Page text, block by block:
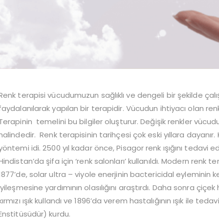
terapisi vücudumuzun sağlıklı ve dengeli bir şekilde
yapılan bir terapidir. Vücudun ihtiyacı olan
temelini bu bilgiler oluşturur. Değişik renkler
Renk terapisinin tarihçesi çok eski yıllara
idi. 2500 yıl kadar önce, Pisagor renk ışığını tedavi
şifa için ‘renk salonları’ kullanıldı. Modern renk
solar ultra – viyole enerjinin bactericidal eyleminin
yardımının olasılığını araştırdı. Daha sonra
ışık kullandı ve 1896’da verem hastalığının ışık ile
kurdu.